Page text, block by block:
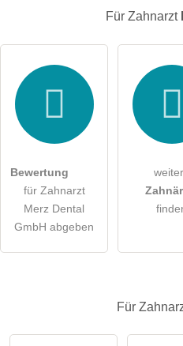
E-Mail-Adresse (wird nicht
Hiermit akzeptiere ich die
öffentliche Frage stellen
Hinweis: Bitte beachten Sie,
Für Zahnarzt
Bewertung
für Zahnarzt
Merz Dental
GmbH abgeben
Für